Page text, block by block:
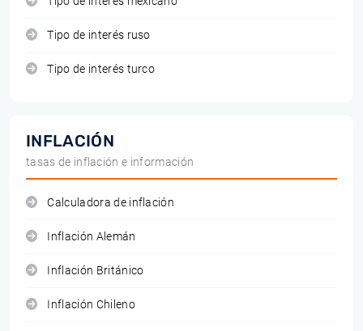
Tipo de interés ruso
Tipo de interés turco
INFLACIÓN
tasas de inflación e información
Calculadora de inflación
Inflación Alemán
Inflación Británico
Inflación Chileno